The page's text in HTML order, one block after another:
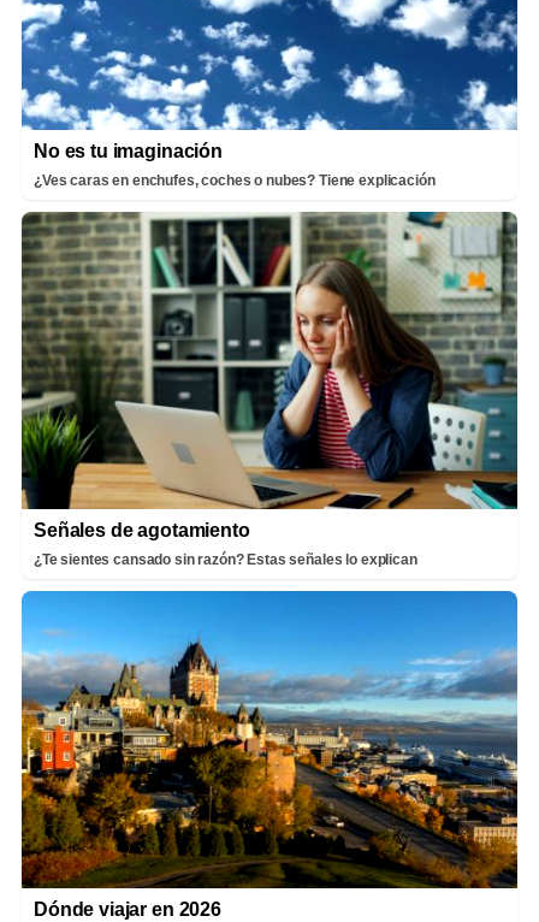
No es tu imaginación
¿Ves caras en enchufes, coches o nubes? Tiene explicación
Señales de agotamiento
¿Te sientes cansado sin razón? Estas señales lo explican
Dónde viajar en 2026